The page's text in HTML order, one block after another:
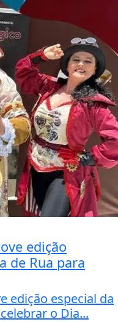
edição
de Rua para
edição especial da
o Dia...